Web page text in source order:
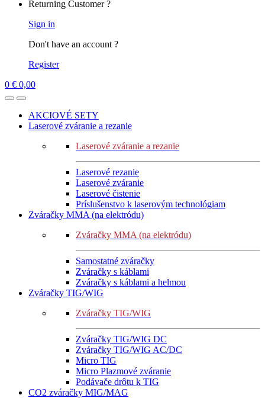
Returning Customer ?
Sign in
Don't have an account ?
Register
0 € 0,00
AKCIOVÉ SETY
Laserové zváranie a rezanie
Laserové zváranie a rezanie
Laserové rezanie
Laserové zváranie
Laserové čistenie
Príslušenstvo k laserovým technológiam
Zváračky MMA (na elektródu)
Zváračky MMA (na elektródu)
Samostatné zváračky
Zváračky s káblami
Zváračky s káblami a helmou
Zváračky TIG/WIG
Zváračky TIG/WIG
Zváračky TIG/WIG DC
Zváračky TIG/WIG AC/DC
Micro TIG
Micro Plazmové zváranie
Podávače drôtu k TIG
CO2 zváračky MIG/MAG